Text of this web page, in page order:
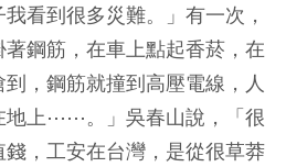
看到很多災難。」有一次，
鋼筋，在車上點起香菸，在
，鋼筋就撞到高壓電線，人
地上⋯⋯。」吳春山說，「很
，工安在台灣，是從很草莽